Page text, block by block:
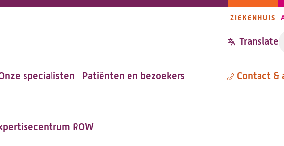
navigatie
ZIEKENHUIS
Translate
specialisten Patiënten en bezoekers Contact &
ROW